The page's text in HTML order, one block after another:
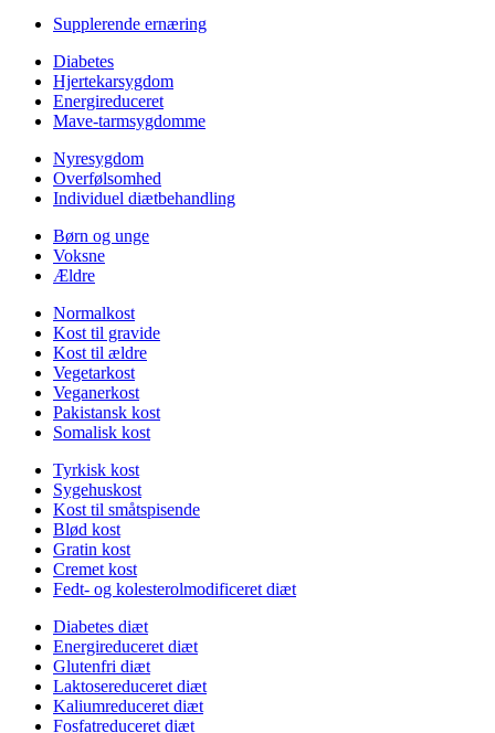
Supplerende ernæring
Diabetes
Hjertekarsygdom
Energireduceret
Mave-tarmsygdomme
Nyresygdom
Overfølsomhed
Individuel diætbehandling
Børn og unge
Voksne
Ældre
Normalkost
Kost til gravide
Kost til ældre
Vegetarkost
Veganerkost
Pakistansk kost
Somalisk kost
Tyrkisk kost
Sygehuskost
Kost til småtspisende
Blød kost
Gratin kost
Cremet kost
Fedt- og kolesterolmodificeret diæt
Diabetes diæt
Energireduceret diæt
Glutenfri diæt
Laktosereduceret diæt
Kaliumreduceret diæt
Fosfatreduceret diæt